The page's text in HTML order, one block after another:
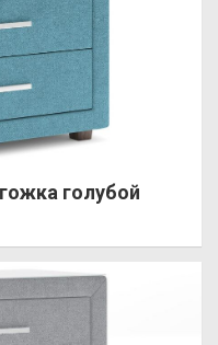
голубой